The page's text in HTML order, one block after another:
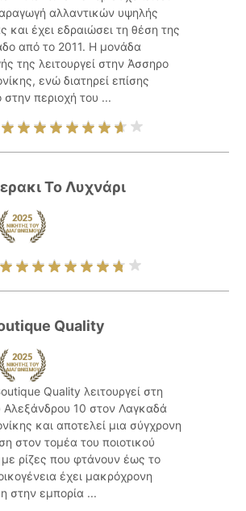
αλλαντικών υψηλής
και έχει εδραιώσει τη θέση της
από το 2011. Η μονάδα
της λειτουργεί στην Άσσηρο
ενώ διατηρεί επίσης
στην περιοχή του ...
Το Λυχνάρι
Quality
Quality λειτουργεί στη
10 στον Λαγκαδά
και αποτελεί μια σύγχρονη
στον τομέα του ποιοτικού
ρίζες που φτάνουν έως το
έχει μακρόχρονη
στην εμπορία ...